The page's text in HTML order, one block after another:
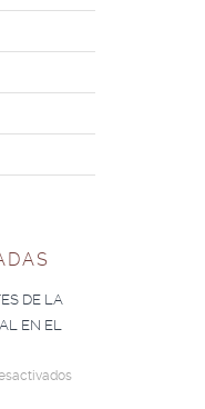
DE LA
EN EL